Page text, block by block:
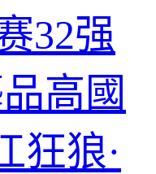
32强
高國
狂狼·